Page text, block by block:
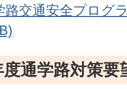
路交通安全プログ
通学路対策要